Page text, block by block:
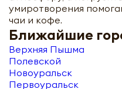
умиротворения
чаи и кофе.
Ближайшие
Верхняя Пышма
Полевской
Новоуральск
Первоуральск